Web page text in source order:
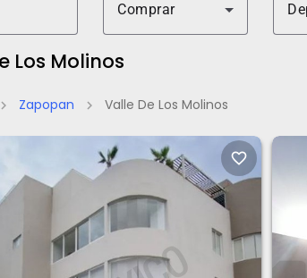
Comprar
Los Molinos
chevron_right Zapopan chevron_right Valle De Los Molinos
favorite_border